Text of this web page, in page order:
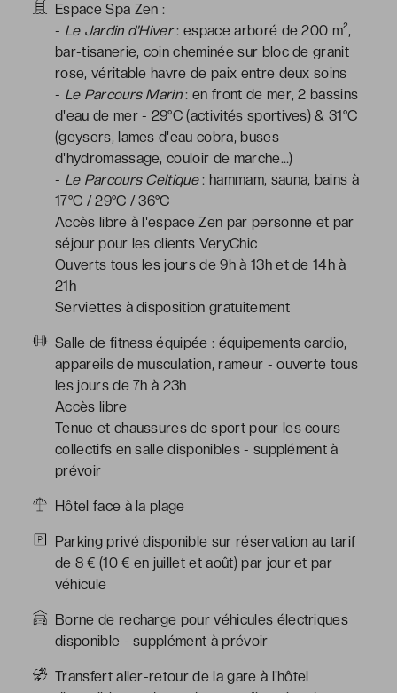
Espace Spa Zen :
- Le Jardin d'Hiver: espace arboré de 200 m²,
bar-tisanerie, coin cheminée sur bloc de granit
rose, véritable havre de paix entre deux soins
- Le Parcours Marin: en front de mer, 2 bassins
d'eau de mer - 29°C (activités sportives) & 31°C
(geysers, lames d'eau cobra, buses
d'hydromassage, couloir de marche…)
- Le Parcours Celtique: hammam, sauna, bains à
17°C / 29°C / 36°C
Accès libre à l'espace Zen par personne et par
séjour pour les clients VeryChic
Ouverts tous les jours de 9h à 13h et de 14h à
21h
Serviettes à disposition gratuitement
Salle de fitness équipée : équipements cardio,
appareils de musculation, rameur - ouverte tous
les jours de 7h à 23h
Accès libre
Tenue et chaussures de sport pour les cours
collectifs en salle disponibles - supplément à
prévoir
Hôtel face à la plage
Parking privé disponible sur réservation au tarif
de 8 € (10 € en juillet et août) par jour et par
véhicule
Borne de recharge pour véhicules électriques
disponible - supplément à prévoir
Transfert aller-retour de la gare à l'hôtel